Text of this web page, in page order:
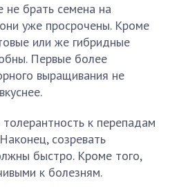
не брать семена на
уже просрочены. Кроме
или же гибридные
Первые более
выращивания не
к перепадам
созревать
быстро. Кроме того,
к болезням.